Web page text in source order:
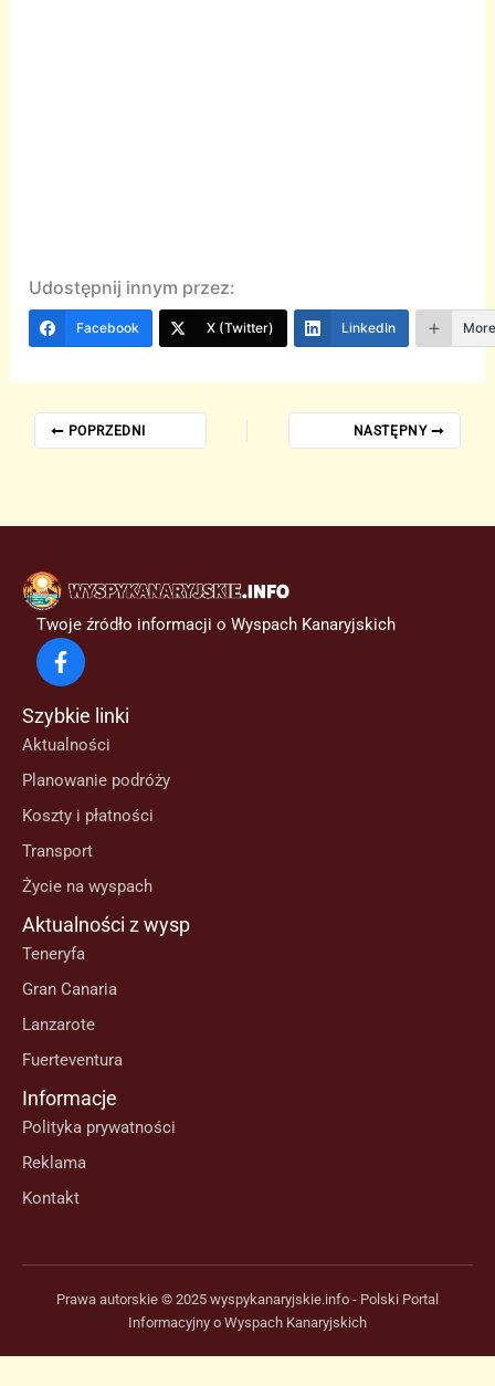
Udostępnij innym przez:
Facebook X (Twitter) LinkedIn
POPRZEDNI NASTĘPNY
Twoje źródło informacji o Wyspach Kanaryjskich
Szybkie linki
Aktualności
Planowanie podróży
Koszty i płatności
Transport
Życie na wyspach
Aktualności z wysp
Teneryfa
Gran Canaria
Lanzarote
Fuerteventura
Informacje
Polityka prywatności
Reklama
Kontakt
Prawa autorskie © 2025 wyspykanaryjskie.info - Polski Portal
Informacyjny o Wyspach Kanaryjskich